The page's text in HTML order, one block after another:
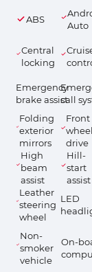
ABS
Auto
Central
locking
Emergency
brake assistcall
Folding
exterior
mirrors
Front
wheel
drive
High
beam
assist
Hill-
start
assist
Leather
steering
wheel
LED
Non-
smoker
vehicle
On-